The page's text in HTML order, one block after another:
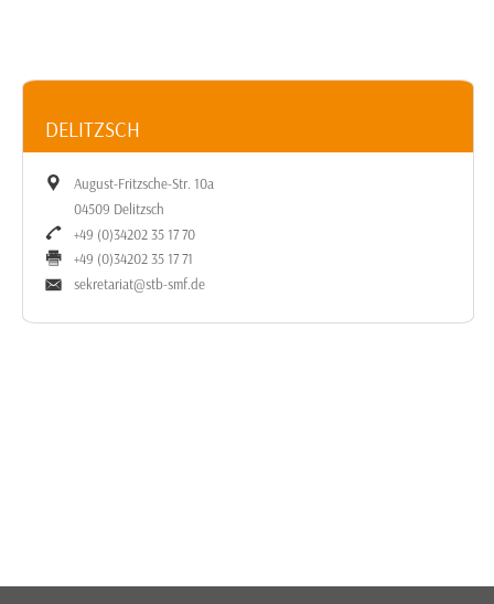
DELITZSCH
August-Fritzsche-Str. 10a
04509 Delitzsch
+49 (0)34202 35 17 70
+49 (0)34202 35 17 71
sekretariat@stb-smf.de